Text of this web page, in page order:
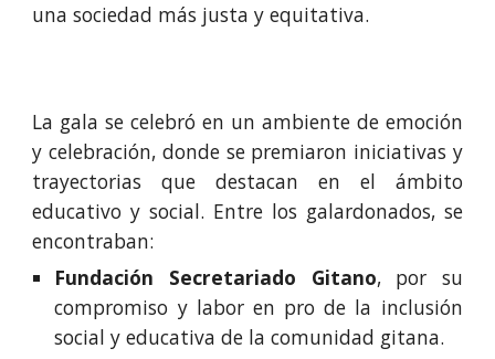
una sociedad más justa y equitativa.
La gala se celebró en un ambiente de emoción
y celebración, donde se premiaron iniciativas y
trayectorias que destacan en el ámbito
educativo y social. Entre los galardonados, se
encontraban:
Fundación Secretariado Gitano, por su
compromiso y labor en pro de la inclusión
social y educativa de la comunidad gitana.